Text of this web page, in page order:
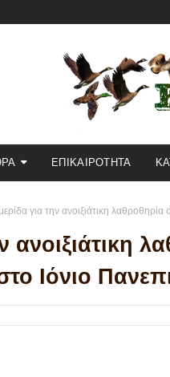
ΕΠΙΚΑΙΡΟΤΗΤΑ
για την ανοιξιάτικη
ανοιξιάτικη
Ιόνιο